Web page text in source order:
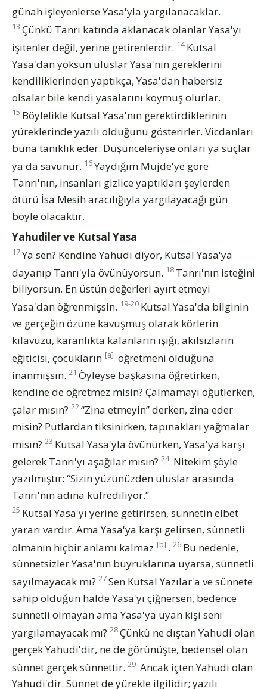
günah işleyenlerse Yasa'yla yargılanacaklar.
13 Çünkü Tanrı katında aklanacak olanlar Yasa'yı
işitenler değil, yerine getirenlerdir. 14 Kutsal
Yasa'dan yoksun uluslar Yasa'nın gereklerini
kendiliklerinden yaptıkça, Yasa'dan habersiz
olsalar bile kendi yasalarını koymuş olurlar.
15 Böylelikle Kutsal Yasa'nın gerektirdiklerinin
yüreklerinde yazılı olduğunu gösterirler. Vicdanları
buna tanıklık eder. Düşünceleriyse onları ya suçlar
ya da savunur. 16Yaydığım Müjde'ye göre
Tanrı'nın, insanları gizlice yaptıkları şeylerden
ötürü İsa Mesih aracılığıyla yargılayacağı gün
böyle olacaktır.
Yahudiler ve Kutsal Yasa
17Ya sen? Kendine Yahudi diyor, Kutsal Yasa'ya
dayanıp Tanrı'yla övünüyorsun. 18 Tanrı'nın isteğini
biliyorsun. En üstün değerleri ayırt etmeyi
Yasa'dan öğrenmişsin. 19-20 Kutsal Yasa'da bilginin
ve gerçeğin özüne kavuşmuş olarak körlerin
kılavuzu, karanlıkta kalanların ışığı, akılsızların
eğiticisi, çocukların [a] öğretmeni olduğuna
inanmışsın. 21 Öyleyse başkasına öğretirken,
kendine de öğretmez misin? Çalmamayı öğütlerken,
çalar mısın? 22“Zina etmeyin” derken, zina eder
misin? Putlardan tiksinirken, tapınakları yağmalar
mısın? 23 Kutsal Yasa'yla övünürken, Yasa'ya karşı
gelerek Tanrı'yı aşağılar mısın? 24 Nitekim şöyle
yazılmıştır: “Sizin yüzünüzden uluslar arasında
Tanrı'nın adına küfrediliyor.”
25 Kutsal Yasa'yı yerine getirirsen, sünnetin elbet
yararı vardır. Ama Yasa'ya karşı gelirsen, sünnetli
olmanın hiçbir anlamı kalmaz [b] . 26 Bu nedenle,
sünnetsizler Yasa'nın buyruklarına uyarsa, sünnetli
sayılmayacak mı? 27Sen Kutsal Yazılar'a ve sünnete
sahip olduğun halde Yasa'yı çiğnersen, bedence
sünnetli olmayan ama Yasa'ya uyan kişi seni
yargılamayacak mı? 28Çünkü ne dıştan Yahudi olan
gerçek Yahudi'dir, ne de görünüşte, bedensel olan
sünnet gerçek sünnettir. 29 Ancak içten Yahudi olan
Yahudi'dir. Sünnet de yürekle ilgilidir; yazılı